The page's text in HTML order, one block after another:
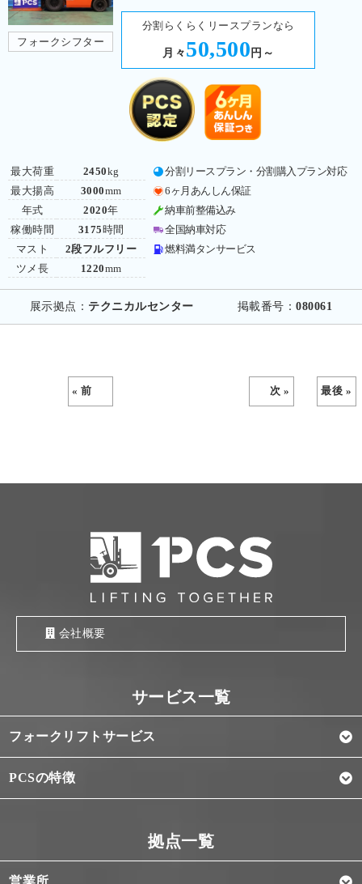
フォークシフター
分割らくらくリースプランなら
月々 50,500 円～
最大荷重
最大揚高
年式
稼働時間
マスト
ツメ長
2450kg
3000mm
2020年
3175 時間
2段フルフリー
1220mm
分割リースプラン・分割購入プラン対応
6ヶ月あんしん保証
納車前整備込み
全国納車対応
燃料満タンサービス
展示拠点： テクニカルセンター 掲載番号：080061
« 前 次 » 最後 »
会社概要
フォークリフトサービス
PCSの特徴
営業所